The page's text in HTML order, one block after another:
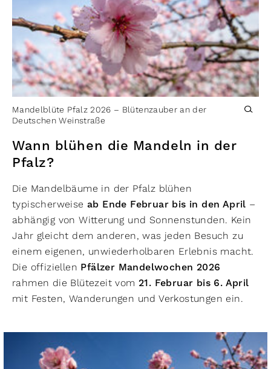
Mandelblüte Pfalz 2026 – Blütenzauber an der
Deutschen Weinstraße
Wann blühen die Mandeln in der
Pfalz?
Die Mandelbäume in der Pfalz blühen
typischerweiseab Ende Februar bis in den April –
abhängig von Witterung und Sonnenstunden. Kein
Jahr gleicht dem anderen, was jeden Besuch zu
einem eigenen, unwiederholbaren Erlebnis macht.
Die offiziellen Pfälzer Mandelwochen 2026
rahmen die Blütezeit vom 21. Februar bis 6. April
mit Festen, Wanderungen und Verkostungen ein.